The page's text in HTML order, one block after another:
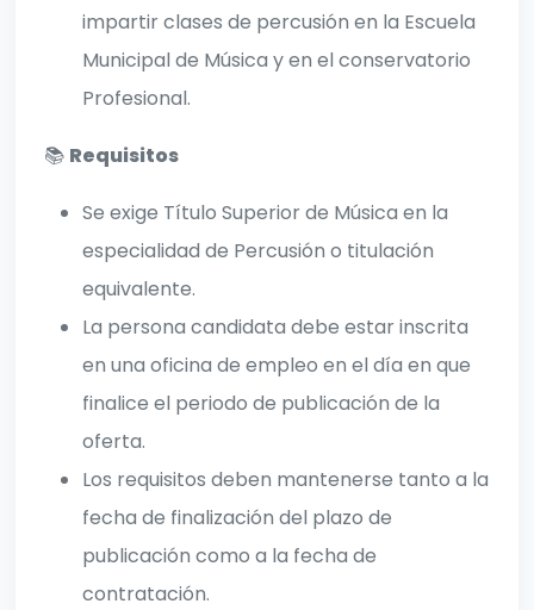
impartir clases de percusión en la Escuela
Municipal de Música y en el conservatorio
Profesional.
📚 Requisitos
Se exige Título Superior de Música en la
especialidad de Percusión o titulación
equivalente.
La persona candidata debe estar inscrita
en una oficina de empleo en el día en que
finalice el periodo de publicación de la
oferta.
Los requisitos deben mantenerse tanto a la
fecha de finalización del plazo de
publicación como a la fecha de
contratación.